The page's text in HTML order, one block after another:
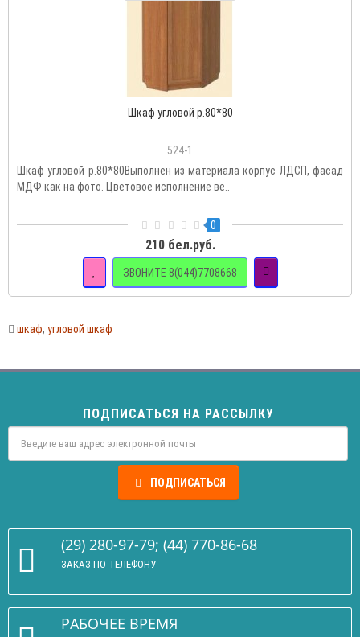
Шкаф угловой р.80*80
524-1
Шкаф угловой р.80*80Выполнен из материала корпус ЛДСП, фасад
МДФ как на фото. Цветовое исполнение ве..
0
210 бел.руб.
ЗВОНИТЕ 8(044)7708668
шкаф, угловой шкаф
ПОДПИСАТЬСЯ НА РАССЫЛКУ
ПОДПИСАТЬСЯ
(29) 280-97-79; (44) 770-86-68
ЗАКАЗ ПО ТЕЛЕФОНУ
РАБОЧЕЕ ВРЕМЯ